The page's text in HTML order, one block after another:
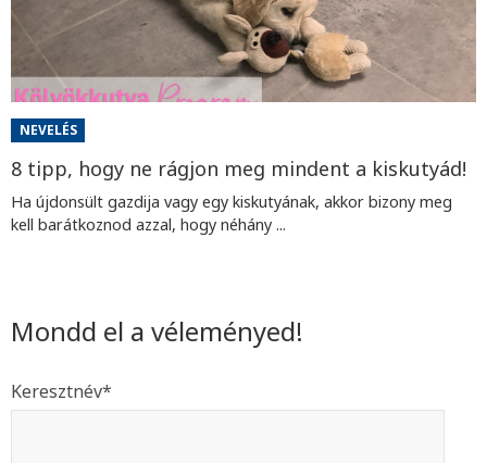
NEVELÉS
8 tipp, hogy ne rágjon meg mindent a kiskutyád!
Ha újdonsült gazdija vagy egy kiskutyának, akkor bizony meg
kell barátkoznod azzal, hogy néhány ...
Mondd el a véleményed!
Keresztnév*